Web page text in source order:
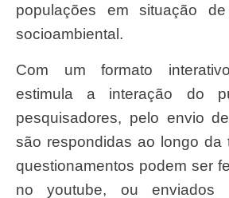
populações em situação de
socioambiental.
Com um formato interativo, o programa
estimula a interação do
pesquisadores, pelo envio
são respondidas ao longo da
questionamentos podem ser
no youtube, ou enviados